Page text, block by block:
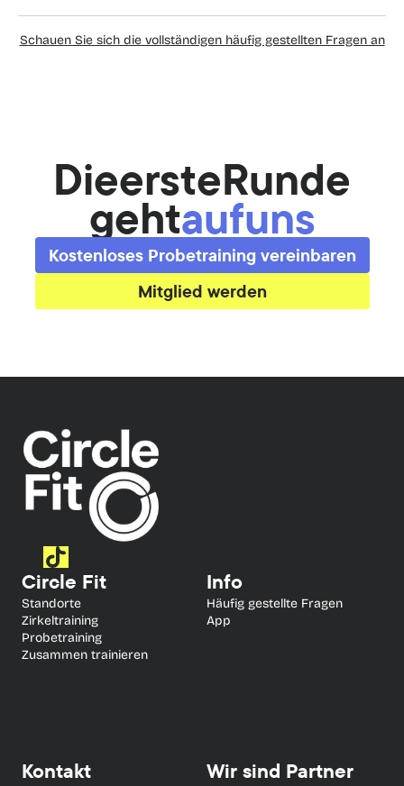
Schauen Sie sich die vollständigen häufig gestellten Fragen an
DieersteRunde
gehtaufuns
Kostenloses Probetraining vereinbaren
Mitglied werden
Circle Fit
Standorte
Zirkeltraining
Probetraining
Zusammen trainieren
Info
Häufig gestellte Fragen
App
Kontakt
Wir sind Partner